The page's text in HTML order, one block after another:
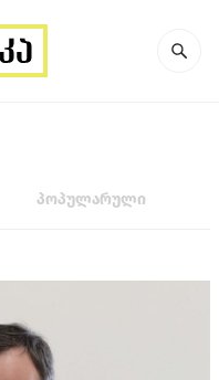
პოპულარული